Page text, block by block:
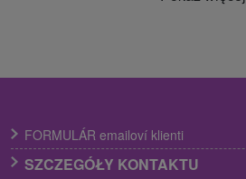
FORMULÁR emailoví klienti
SZCZEGÓŁY KONTAKTU